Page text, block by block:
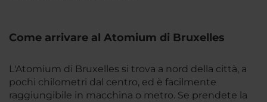
Come arrivare al Atomium di Bruxelles
L'Atomium di Bruxelles si trova a nord della città, a
pochi chilometri dal centro, ed è facilmente
raggiungibile in macchina o metro. Se prendete la